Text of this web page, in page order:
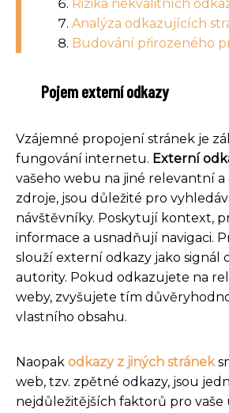
Rizika nekvalitních
Analýza odkazujících
Budování přirozeného
Pojem externí odkazy
Vzájemné propojení stránek je
fungování internetu. Externí
vašeho webu na jiné relevantní
zdroje, jsou důležité pro
návštěvníky. Poskytují kontext,
informace a usnadňují navigaci.
slouží externí odkazy jako signál
autority. Pokud odkazujete na
weby, zvyšujete tím
vlastního obsahu.
Naopak odkazy z jiných stránek
web, tzv. zpětné odkazy, jsou
nejdůležitějších faktorů pro vaše